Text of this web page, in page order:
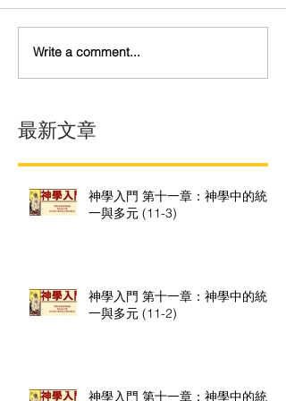
Write a comment...
最新文章
神學入門 第十一章：神學中的統
一與多元 (11-3)
神學入門 第十一章：神學中的統
一與多元 (11-2)
神學入門 第十一章：神學中的統